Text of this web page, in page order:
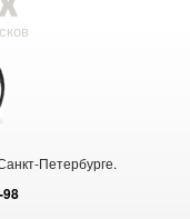
Петербурге.